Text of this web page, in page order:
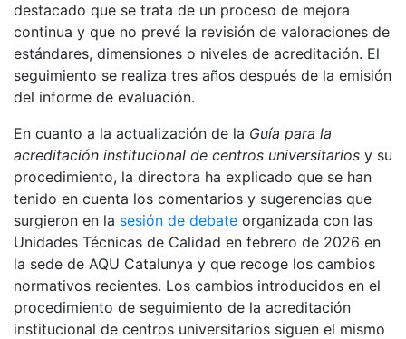
destacado que se trata de un proceso de mejora
continua y que no prevé la revisión de valoraciones de
estándares, dimensiones o niveles de acreditación. El
seguimiento se realiza tres años después de la emisión
del informe de evaluación.
En cuanto a la actualización de la Guía para la
acreditación institucional de centros universitarios y su
procedimiento, la directora ha explicado que se han
tenido en cuenta los comentarios y sugerencias que
surgieron en la sesión de debate organizada con las
Unidades Técnicas de Calidad en febrero de 2026 en
la sede de AQU Catalunya y que recoge los cambios
normativos recientes. Los cambios introducidos en el
procedimiento de seguimiento de la acreditación
institucional de centros universitarios siguen el mismo